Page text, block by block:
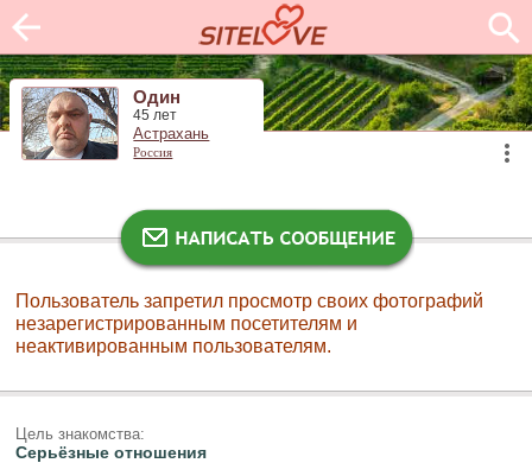
Один
45 лет
Астрахань
Россия
Пользователь запретил просмотр своих фотографий
незарегистрированным посетителям и
неактивированным пользователям.
Цель знакомства:
Серьёзные отношения